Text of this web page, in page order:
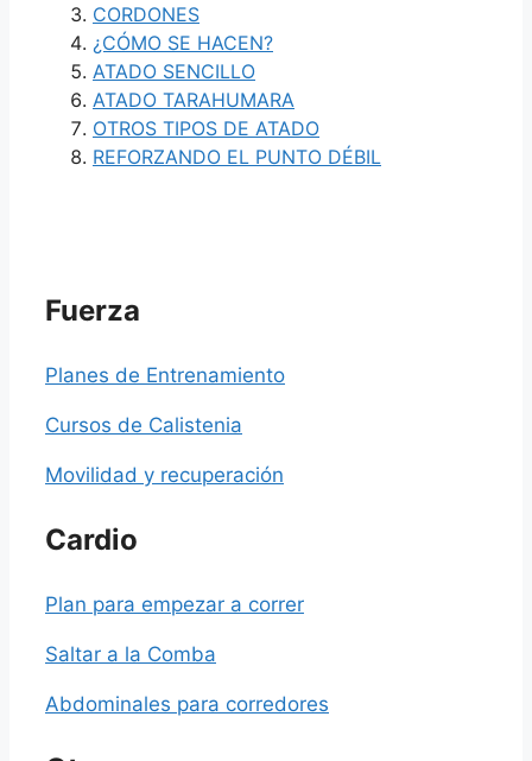
CORDONES
¿CÓMO SE HACEN?
ATADO SENCILLO
ATADO TARAHUMARA
OTROS TIPOS DE ATADO
REFORZANDO EL PUNTO DÉBIL
Fuerza
Planes de Entrenamiento
Cursos de Calistenia
Movilidad y recuperación
Cardio
Plan para empezar a correr
Saltar a la Comba
Abdominales para corredores